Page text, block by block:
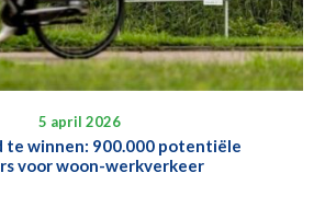
5 april 2026
te winnen: 900.000 potentiële
voor woon-werkverkeer